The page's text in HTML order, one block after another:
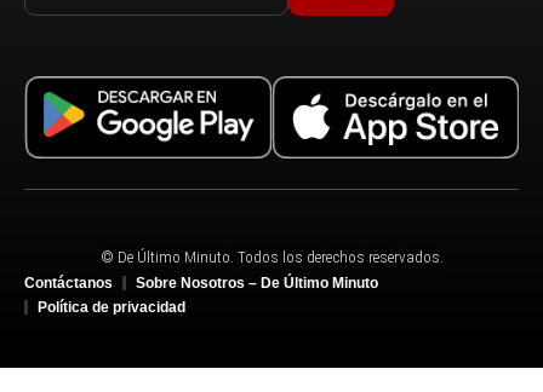
© De Último Minuto. Todos los derechos reservados.
Contáctanos
Sobre Nosotros – De Último Minuto
Política de privacidad